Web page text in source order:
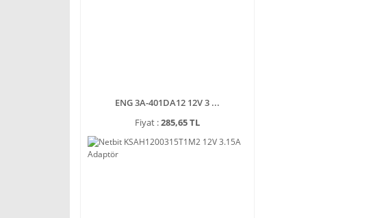
ENG 3A-401DA12 12V 3 ...
Fiyat :285,65 TL